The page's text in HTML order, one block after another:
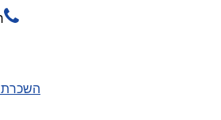

השכרת